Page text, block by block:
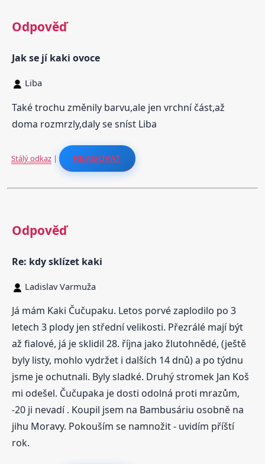
Odpověď
Jak se jí kaki ovoce
Liba
Také trochu změnily barvu,ale jen vrchní část,až
doma rozmrzly,daly se sníst Liba
Stálý odkaz| REAGOVAT
Odpověď
Re: kdy sklízet kaki
Ladislav Varmuža
Já mám Kaki Čučupaku. Letos porvé zaplodilo po 3
letech 3 plody jen střední velikosti. Přezrálé mají být
až fialové, já je sklidil 28. října jako žlutohnědé, (ještě
byly listy, mohlo vydržet i dalších 14 dnů) a po týdnu
jsme je ochutnali. Byly sladké. Druhý stromek Jan Koš
mi odešel. Čučupaka je dosti odolná proti mrazům,
-20 ji nevadí . Koupil jsem na Bambusáriu osobně na
jihu Moravy. Pokouším se namnožit - uvidím příští
rok.